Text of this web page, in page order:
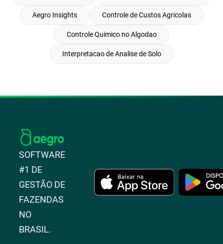
Aegro Insights Controle de Custos Agricolas
Controle Quimico no Algodao
Interpretacao de Analise de Solo
SOFTWARE
#1 DE
GESTÃO DE
FAZENDAS
NO
BRASIL.